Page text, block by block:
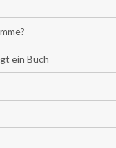
ein Buch